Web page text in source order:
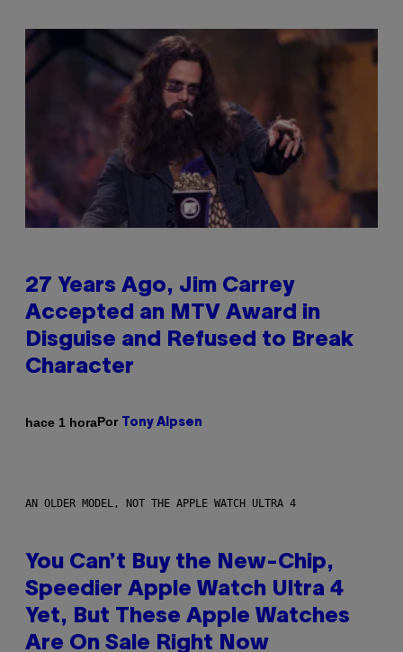
27 Years Ago, Jim Carrey
Accepted an MTV Award in
Disguise and Refused to Break
Character
hace 1 horaPor Tony Alpsen
AN OLDER MODEL, NOT THE APPLE WATCH ULTRA 4
You Can’t Buy the New-Chip,
Speedier Apple Watch Ultra 4
Yet, But These Apple Watches
Are On Sale Right Now